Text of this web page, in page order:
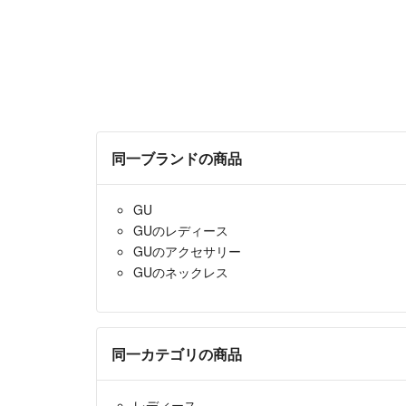
同一ブランドの商品
GU
GUのレディース
GUのアクセサリー
GUのネックレス
同一カテゴリの商品